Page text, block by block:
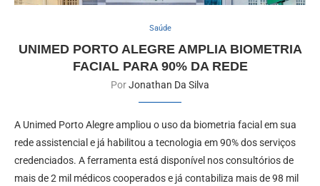
Saúde
UNIMED PORTO ALEGRE AMPLIA BIOMETRIA
FACIAL PARA 90% DA REDE
PorJonathan Da Silva
A Unimed Porto Alegre ampliou o uso da biometria facial em sua
rede assistencial e já habilitou a tecnologia em 90% dos serviços
credenciados. A ferramenta está disponível nos consultórios de
mais de 2 mil médicos cooperados e já contabiliza mais de 98 mil